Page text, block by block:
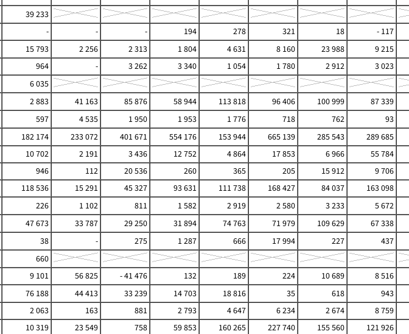
39 233
- - - 194 278 321 18
- 117
15 793 2 256 2 313 1 804 4 631 8 160 23 988
9 215
964 - 3 262 3 340 1 054 1 780 2 912
3 023
6 035
2 883 41 163 85 876 58 944 113 818 96 406 100 999
87 339
597 4 535 1 950 1 953 1 776 718 762
93
182 174 233 072 401 671 554 176 153 944 665 139 285 543
289 685
10 702 2 191 3 436 12 752 4 864 17 853 6 966
55 784
946 112 20 536 260 365 205 15 912
9 706
118 536 15 291 45 327 93 631 111 738 168 427 84 037
163 098
226 1 102 811 1 582 2 919 2 580 3 233
5 672
47 673 33 787 29 250 31 894 74 763 71 979 109 629
67 338
38 - 275 1 287 666 17 994 227
437
660
9 101 56 825 - 41 476 132 189 224 10 689
8 516
76 188 44 413 33 239 14 703 18 816 35 618
943
2 063 163 881 2 793 4 647 6 234 2 674
8 759
10 319 23 549 758 59 853 160 265 227 740 155 560
121 926